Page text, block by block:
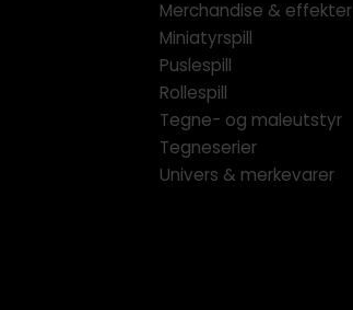
Merchandise & effekter
Miniatyrspill
Puslespill
Rollespill
Tegne- og maleutstyr
Tegneserier
Univers & merkevarer